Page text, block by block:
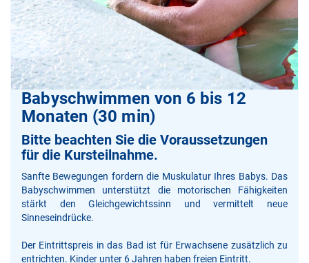
Babyschwimmen von 6 bis 12
Monaten (30 min)
Bitte beachten Sie die Voraussetzungen
für die Kursteilnahme.
Sanfte Bewegungen fordern die Muskulatur Ihres Babys. Das
Babyschwimmen unterstützt die motorischen Fähigkeiten
stärkt den Gleichgewichtssinn und vermittelt neue
Sinneseindrücke.
Der Eintrittspreis in das Bad ist für Erwachsene zusätzlich zu
entrichten. Kinder unter 6 Jahren haben freien Eintritt.